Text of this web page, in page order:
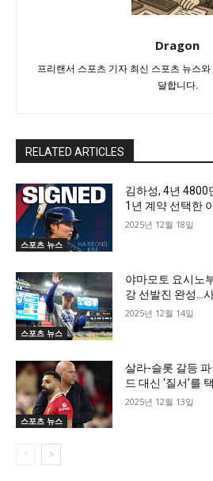
Dragon
프리랜서 스포츠 기자 최신 스포츠 뉴스
달합니다.
RELATED ARTICLES
스포츠 뉴스
김하성, 4년 4800
1년 계약 선택한
2025년 12월 18일
스포츠 뉴스
야마모토 요시노
강 선발진 완성…
2025년 12월 14일
스포츠 뉴스
살라-슬롯 갈등
드 대신 ‘질서’를
2025년 12월 13일